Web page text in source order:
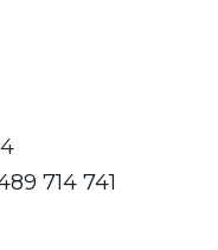
714 741